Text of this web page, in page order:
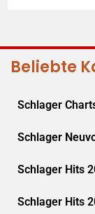
Beliebte
Schlager
Schlager
Schlager Hits
Schlager Hits